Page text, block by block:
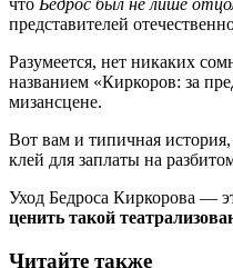
представителей
Разумеется, нет никаких
названием «Киркоров: за
мизансцене.
Вот вам и типичная история,
клей для заплаты на
Уход Бедроса Киркорова —
ценить такой
Читайте также